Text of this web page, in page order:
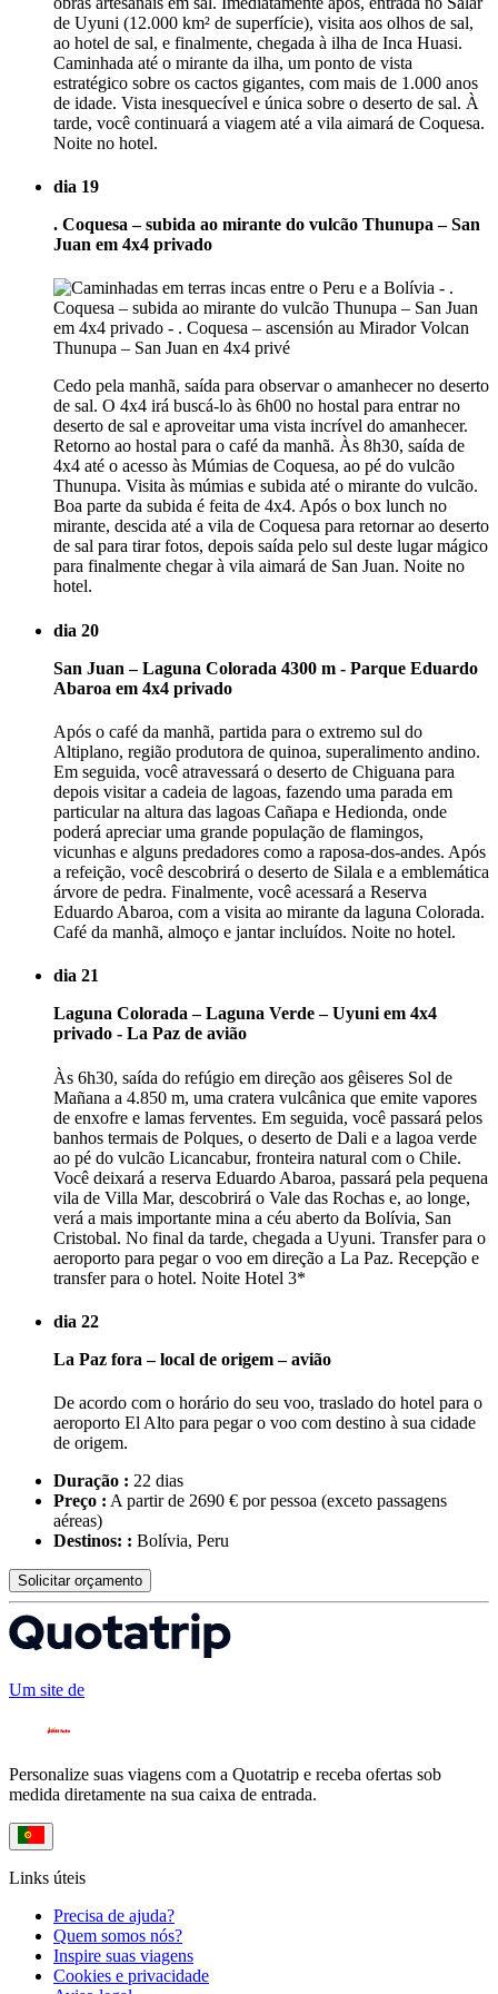
de Uyuni (12.000 km² de superfície), visita aos olhos de sal,
ao hotel de sal, e finalmente, chegada à ilha de Inca Huasi.
Caminhada até o mirante da ilha, um ponto de vista
estratégico sobre os cactos gigantes, com mais de 1.000 anos
de idade. Vista inesquecível e única sobre o deserto de sal. À
tarde, você continuará a viagem até a vila aimará de Coquesa.
Noite no hotel.
dia 19
. Coquesa – subida ao mirante do vulcão Thunupa – San
Juan em 4x4 privado
Cedo pela manhã, saída para observar o amanhecer no deserto
de sal. O 4x4 irá buscá-lo às 6h00 no hostal para entrar no
deserto de sal e aproveitar uma vista incrível do amanhecer.
Retorno ao hostal para o café da manhã. Às 8h30, saída de
4x4 até o acesso às Múmias de Coquesa, ao pé do vulcão
Thunupa. Visita às múmias e subida até o mirante do vulcão.
Boa parte da subida é feita de 4x4. Após o box lunch no
mirante, descida até a vila de Coquesa para retornar ao deserto
de sal para tirar fotos, depois saída pelo sul deste lugar mágico
para finalmente chegar à vila aimará de San Juan. Noite no
hotel.
dia 20
San Juan – Laguna Colorada 4300 m - Parque Eduardo
Abaroa em 4x4 privado
Após o café da manhã, partida para o extremo sul do
Altiplano, região produtora de quinoa, superalimento andino.
Em seguida, você atravessará o deserto de Chiguana para
depois visitar a cadeia de lagoas, fazendo uma parada em
particular na altura das lagoas Cañapa e Hedionda, onde
poderá apreciar uma grande população de flamingos,
vicunhas e alguns predadores como a raposa-dos-andes. Após
a refeição, você descobrirá o deserto de Silala e a emblemática
árvore de pedra. Finalmente, você acessará a Reserva
Eduardo Abaroa, com a visita ao mirante da laguna Colorada.
Café da manhã, almoço e jantar incluídos. Noite no hotel.
dia 21
Laguna Colorada – Laguna Verde – Uyuni em 4x4
privado - La Paz de avião
Às 6h30, saída do refúgio em direção aos gêiseres Sol de
Mañana a 4.850 m, uma cratera vulcânica que emite vapores
de enxofre e lamas ferventes. Em seguida, você passará pelos
banhos termais de Polques, o deserto de Dali e a lagoa verde
ao pé do vulcão Licancabur, fronteira natural com o Chile.
Você deixará a reserva Eduardo Abaroa, passará pela pequena
vila de Villa Mar, descobrirá o Vale das Rochas e, ao longe,
verá a mais importante mina a céu aberto da Bolívia, San
Cristobal. No final da tarde, chegada a Uyuni. Transfer para o
aeroporto para pegar o voo em direção a La Paz. Recepção e
transfer para o hotel. Noite Hotel 3*
dia 22
La Paz fora – local de origem – avião
De acordo com o horário do seu voo, traslado do hotel para o
aeroporto El Alto para pegar o voo com destino à sua cidade
de origem.
Duração : 22 dias
Preço : A partir de 2690 € por pessoa (exceto passagens
aéreas)
Destinos: : Bolívia, Peru
Solicitar orçamento
Um site de
Personalize suas viagens com a Quotatrip e receba ofertas sob
medida diretamente na sua caixa de entrada.
Links úteis
Precisa de ajuda?
Quem somos nós?
Inspire suas viagens
Cookies e privacidade